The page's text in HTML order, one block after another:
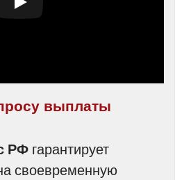
выплаты
РФ гарантирует
своевременную